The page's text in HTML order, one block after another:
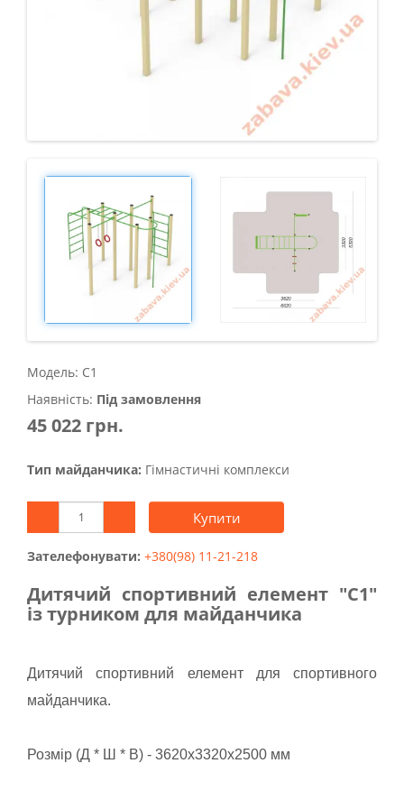
Модель: C1
Наявність: Під замовлення
45 022 грн.
Тип майданчика: Гімнастичні комплекси
Купити
Зателефонувати: +380(98) 11-21-218
Дитячий спортивний елемент "C1"
із турником для майданчика
Дитячий спортивний елемент для спортивного
майданчика.
Розмір (Д * Ш * В) - 3620х3320х2500 мм